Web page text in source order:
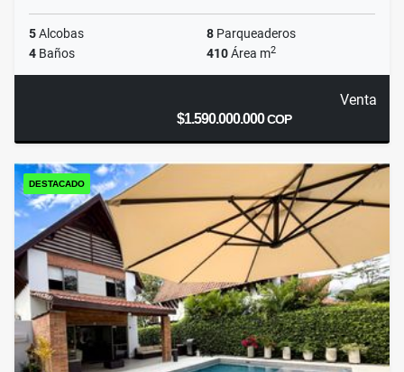
5Alcobas 8 Parqueaderos
4 Baños 410Área m2
Venta
$1.590.000.000COP
DESTACADO